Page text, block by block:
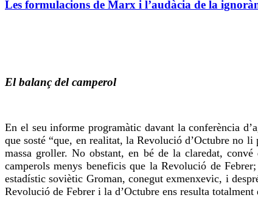
Les formulacions de Marx i l’audàcia de la
El balanç del camperol
En el seu informe programàtic davant la conferència
que sosté “que, en realitat, la Revolució d’Octubre no
massa groller. No obstant, en bé de la claredat,
camperols menys beneficis que la Revolució de
estadístic soviètic Groman, conegut exmenxevic, i
Revolució de Febrer i la d’Octubre ens resulta